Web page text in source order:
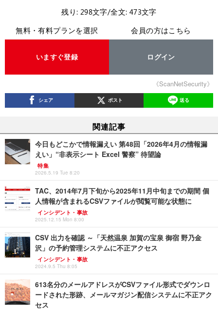
残り: 298文字/全文: 473文字
無料・有料プランを選択
いますぐ登録
会員の方はこちら
ログイン
《ScanNetSecurity》
シェア ポスト 送る
関連記事
今日もどこかで情報漏えい 第48回「2026年4月の情報漏
えい」“非表示シート Excel 警察” 待望論
特集
2026.5.19 Tue 8:20
TAC、2014年7月下旬から2025年11月中旬までの期間 個
人情報が含まれるCSVファイルが閲覧可能な状態に
インシデント・事故
2025.12.15 Mon 8:00
CSV 出力を確認 ～「天然温泉 加賀の宝泉 御宿 野乃金
沢」の予約管理システムに不正アクセス
インシデント・事故
2024.9.5 Thu 8:05
613名分のメールアドレスがCSVファイル形式でダウンロ
ードされた形跡、メールマガジン配信システムに不正アク
セス